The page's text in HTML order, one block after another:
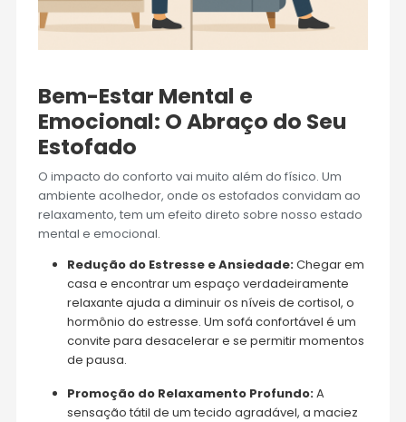
Bem-Estar Mental e
Emocional: O Abraço do Seu
Estofado
O impacto do conforto vai muito além do físico. Um
ambiente acolhedor, onde os estofados convidam ao
relaxamento, tem um efeito direto sobre nosso estado
mental e emocional.
Redução do Estresse e Ansiedade:Chegar em
casa e encontrar um espaço verdadeiramente
relaxante ajuda a diminuir os níveis de cortisol, o
hormônio do estresse. Um sofá confortável é um
convite para desacelerar e se permitir momentos
de pausa.
Promoção do Relaxamento Profundo:A
sensação tátil de um tecido agradável, a maciez